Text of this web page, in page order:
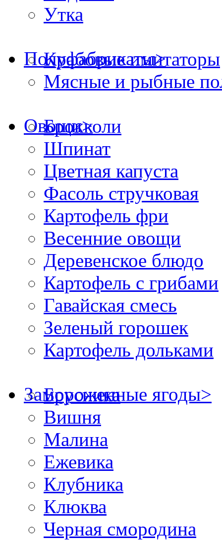
Утка
Полуфабрикаты>
Крабовые имитаторы
Мясные и рыбные
Овощи>
Брокколи
Шпинат
Цветная капуста
Фасоль стручковая
Картофель фри
Весенние овощи
Деревенское блюдо
Картофель с грибами
Гавайская смесь
Зеленый горошек
Картофель дольками
Замороженные ягоды>
Брусника
Вишня
Малина
Ежевика
Клубника
Клюква
Черная смородина